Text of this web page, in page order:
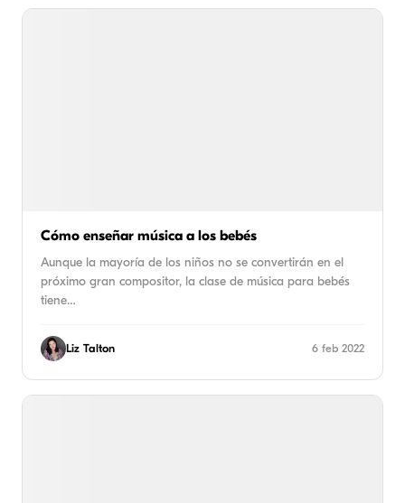
Cómo enseñar música a los bebés
Aunque la mayoría de los niños no se convertirán en el
próximo gran compositor, la clase de música para bebés
tiene…
Liz Talton 6 feb 2022